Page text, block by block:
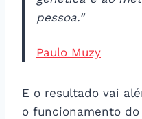
pessoa.”
Paulo Muzy
E o resultado vai
o funcionamento